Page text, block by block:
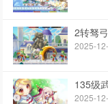
2转驽
2025-
135级
2025-